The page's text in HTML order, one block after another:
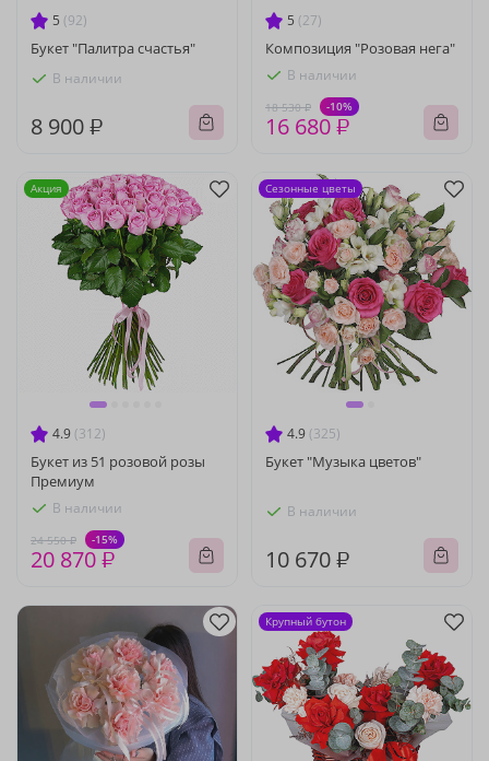
5 (92)
Букет "Палитра счастья"
В наличии
8 900 ₽
5 (27)
Композиция "Розовая нега"
В наличии
18 530 ₽ -10%
16 680 ₽
4.9 (312)
Букет из 51 розовой розы
Премиум
В наличии
24 550 ₽ -15%
20 870 ₽
Акция
4.9 (325)
Букет "Музыка цветов"
В наличии
10 670 ₽
Сезонные цветы
Крупный бутон